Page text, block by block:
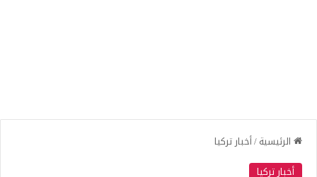
الرئيسية/أخبار تركيا
أخبار تركيا